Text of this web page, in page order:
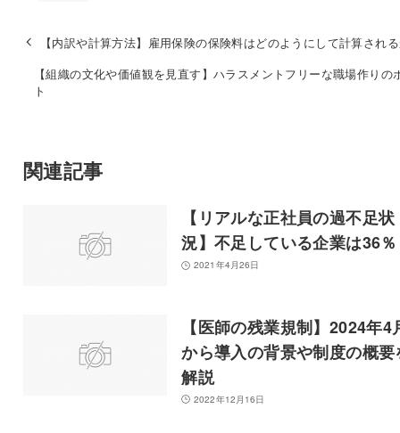
【内訳や計算方法】雇用保険の保険料はどのようにして計算され
【組織の文化や価値観を見直す】ハラスメントフリーな職場作りの
ト
関連記事
【リアルな正社員の過不足状
況】不足している企業は
2021年4月26日
【医師の残業規制】2024年4
から導入の背景や制度の概要
解説
2022年12月16日